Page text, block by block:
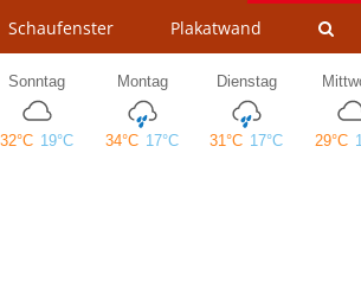
Schaufenster Plakatwand